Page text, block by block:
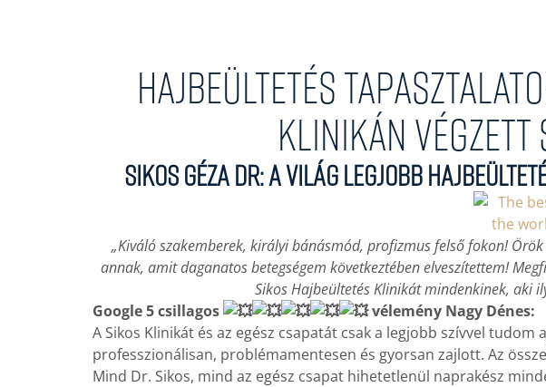
Hajbeültetés
Klinikán
Sikos Géza Dr: A világ legjobb
„Kiváló szakemberek, királyi bánásmód, profizmus felső fokon!
annak, amit daganatos betegségem következtében elveszítettem!
Sikos Hajbeültetés Klinikát mindenkinek, aki
Google 5 csillagos
vélemény Nagy Dénes:
A Sikos Klinikát és az egész csapatát csak a legjobb szívvel
professzionálisan, problémamentesen és gyorsan zajlott. Az
Mind Dr. Sikos, mind az egész csapat hihetetlenül naprakész